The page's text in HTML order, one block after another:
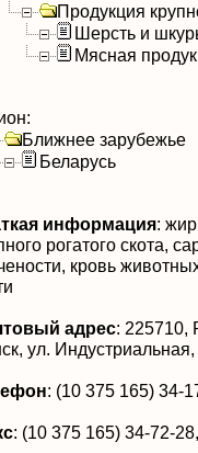
Продукция
Шерсть и
Мясная
Ближнее зарубежье
Беларусь
информация:
рогатого скота,
кровь
адрес: 225710,
ул. Индустриальная,
: (10 375 165) 34-
: (10 375 165) 34-72-